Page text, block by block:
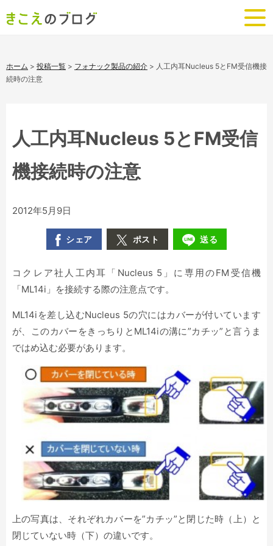
ホーム > 投稿一覧 > フォナック製品の紹介 > 人工内耳Nucleus 5とFM受信機接
続時の注意
人工内耳Nucleus 5とFM受信
機接続時の注意
2012年5月9日
シェア ポスト 送る
コクレア社人工内耳「Nucleus 5」に専用のFM受信機
「ML14i」を接続する際の注意点です。
ML14iを差し込むNucleus 5の穴にはカバーが付いています
が、このカバーをきっちりとML14iの溝に”カチッ”と言うま
ではめ込む必要があります。
上の写真は、それぞれカバーを”カチッ”と閉じた時（上）と
閉じていない時（下）の違いです。